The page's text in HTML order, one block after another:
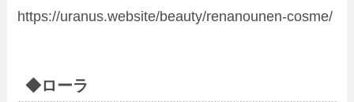
https://uranus.website/beauty/renanounen-cosme/
◆ローラ